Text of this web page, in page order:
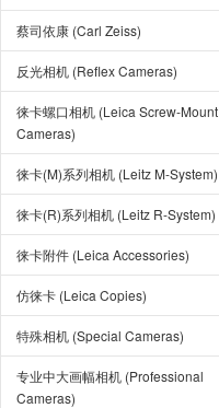
蔡司依康 (Carl Zeiss)
反光相机 (Reflex Cameras)
徕卡螺口相机 (Leica Screw-Mount
Cameras)
徕卡(M)系列相机 (Leitz M-System)
徕卡(R)系列相机 (Leitz R-System)
徕卡附件 (Leica Accessories)
仿徕卡 (Leica Copies)
特殊相机 (Special Cameras)
专业中大画幅相机 (Professional
Cameras)